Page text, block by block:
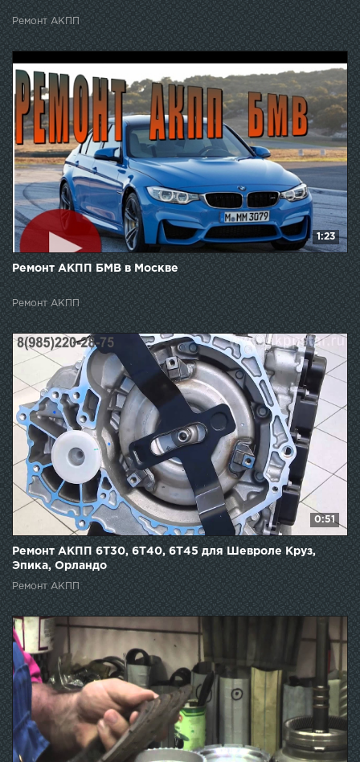
Ремонт АКПП
1:23
Ремонт АКПП БМВ в Москве
Ремонт АКПП
0:51
Ремонт АКПП 6T30, 6T40, 6T45 для Шевроле Круз,
Эпика, Орландо
Ремонт АКПП